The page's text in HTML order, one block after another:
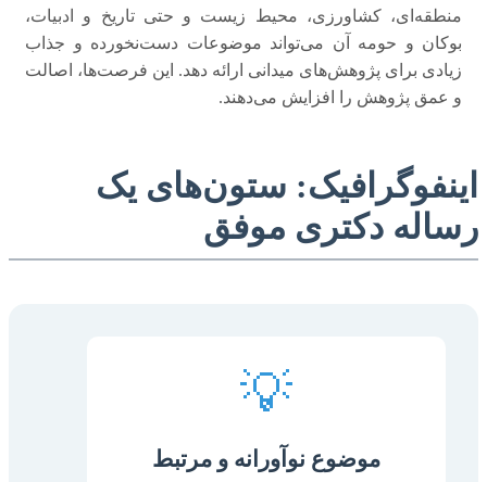
منطقه‌ای، کشاورزی، محیط زیست و حتی تاریخ و ادبیات،
بوکان و حومه آن می‌تواند موضوعات دست‌نخورده و جذاب
زیادی برای پژوهش‌های میدانی ارائه دهد. این فرصت‌ها، اصالت
و عمق پژوهش را افزایش می‌دهند.
اینفوگرافیک: ستون‌های یک
رساله دکتری موفق
💡
موضوع نوآورانه و مرتبط